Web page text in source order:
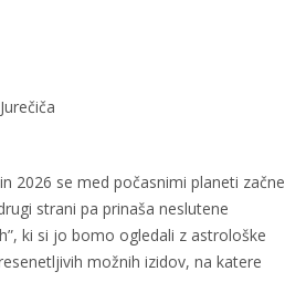
2026 se med počasnimi planeti začne
strani pa prinaša neslutene
ki si jo bomo ogledali z astrološke
možnih izidov, na katere